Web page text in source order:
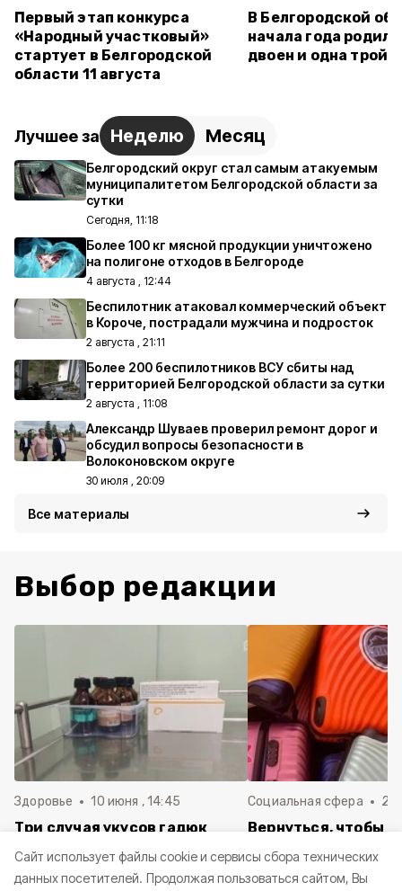
Cайт использует файлы cookie и сервисы сбора технических
данных посетителей. Продолжая пользоваться сайтом, Вы
Первый этап конкурса
«Народный участковый»
стартует в Белгородской
области 11 августа
В Белгородской
начала года
двоен и одна
Лучшее за Неделю Месяц
Белгородский округ стал самым атакуемым
муниципалитетом Белгородской области за
сутки
Сегодня, 11:18
Более 100 кг мясной продукции уничтожено
на полигоне отходов в Белгороде
4 августа , 12:44
Беспилотник атаковал коммерческий объект
в Короче, пострадали мужчина и подросток
2 августа , 21:11
Более 200 беспилотников ВСУ сбиты над
территорией Белгородской области за сутки
2 августа , 11:08
Александр Шуваев проверил ремонт дорог и
обсудил вопросы безопасности в
Волоконовском округе
30 июля , 20:09
Все материалы
Выбор редакции
Здоровье 10 июня , 14:45
Три случая укусов гадюк
Белгородской области с
начала года
Социальная сфера 20
Вернуться, чтобы
в Белгородскую